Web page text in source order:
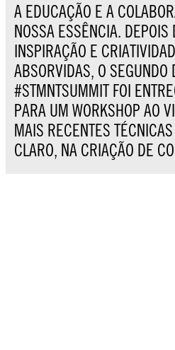
A EDUCAÇÃO E A
NOSSA ESSÊNCIA. DEPOIS
INSPIRAÇÃO E
ABSORVIDAS, O SEGUNDO
#STMNTSUMMIT FOI
PARA UM WORKSHOP AO
MAIS RECENTES
CLARO, NA CRIAÇÃO DE